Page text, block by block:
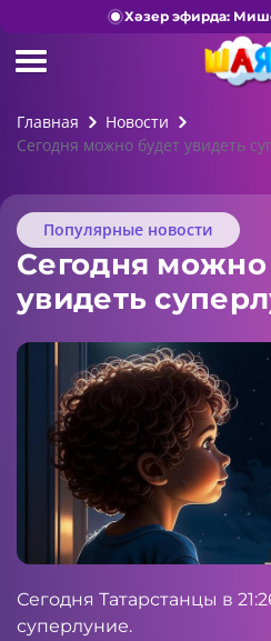
Хәзер эфирда:
Главная
Новости
Сегодня можно будет увидеть
Популярные новости
Сегодня можно
увидеть
Сегодня Татарстанцы в
суперлуние.